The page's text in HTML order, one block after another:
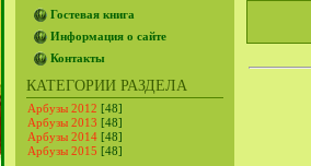
Гостевая книга
Информация о сайте
Контакты
КАТЕГОРИИ РАЗДЕЛА
Арбузы 2012 [48]
Арбузы 2013 [48]
Арбузы 2014 [48]
Арбузы 2015 [48]